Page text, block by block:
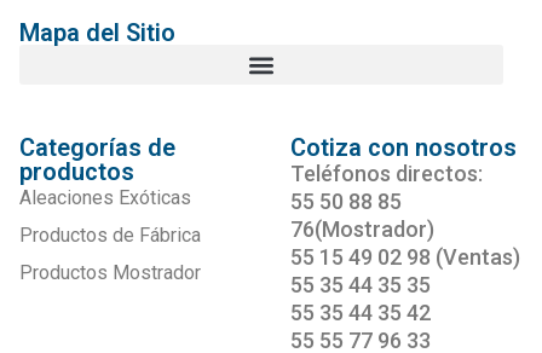
Mapa del Sitio
Categorías de
productos
Aleaciones Exóticas
Productos de Fábrica
Productos Mostrador
Cotiza con nosotros
Teléfonos directos:
55 50 88 85
76(Mostrador)
55 15 49 02 98 (Ventas)
55 35 44 35 35
55 35 44 35 42
55 55 77 96 33